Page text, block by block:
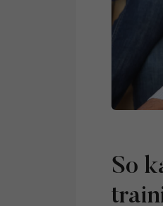
So